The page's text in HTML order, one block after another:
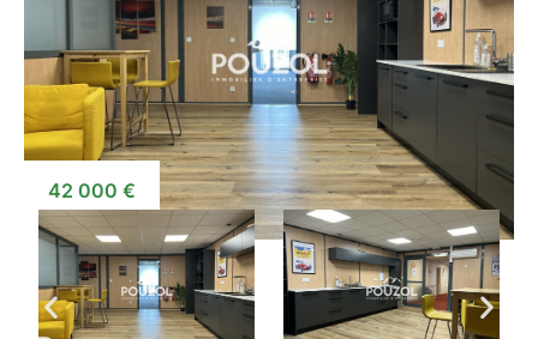
42 000 €